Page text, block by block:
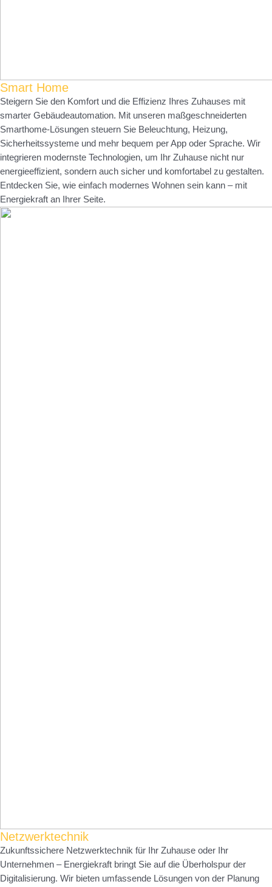
Smart Home
Steigern Sie den Komfort und die Effizienz Ihres Zuhauses mit
smarter Gebäudeautomation. Mit unseren maßgeschneiderten
Smarthome-Lösungen steuern Sie Beleuchtung, Heizung,
Sicherheitssysteme und mehr bequem per App oder Sprache. Wir
integrieren modernste Technologien, um Ihr Zuhause nicht nur
energieeffizient, sondern auch sicher und komfortabel zu gestalten.
Entdecken Sie, wie einfach modernes Wohnen sein kann – mit
Energiekraft an Ihrer Seite.
Netzwerktechnik
Zukunftssichere Netzwerktechnik für Ihr Zuhause oder Ihr
Unternehmen – Energiekraft bringt Sie auf die Überholspur der
Digitalisierung. Wir bieten umfassende Lösungen von der Planung